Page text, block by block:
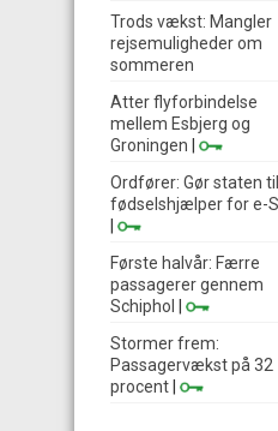
Trods vækst: Mangler
rejsemuligheder om
sommeren
Atter flyforbindelse
mellem Esbjerg og
Groningen
Ordfører: Gør staten til
fødselshjælper for e-
Første halvår: Færre
passagerer gennem
Schiphol
Stormer frem:
Passagervækst på 32
procent